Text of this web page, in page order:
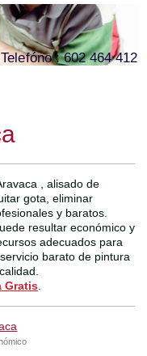
: 602 464 412
, alisado de
gota, eliminar
y baratos.
resultar económico y
adecuados para
barato de pintura
Gratis.